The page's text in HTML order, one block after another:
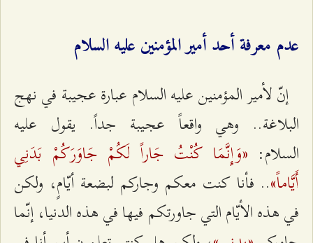
عدم معرفة أحد أمير المؤمنين عليه السلام
إنّ لأمير المؤمنين عليه السلام عبارة عجيبة في نهج
البلاغة.. وهي واقعاً عجيبة جداً. يقول عليه
السلام: «وَإِنَّمَا كُنْتُ جَاراً لَكُمْ جَاوَرَكُمْ بَدَنِي
أَيَّاماً».. فأنا كنت معكم وجاركم لبضعة أيّامٍ، ولكن
في هذه الأيّام التي جاورتكم فيها في هذه الدنيا، إنّما